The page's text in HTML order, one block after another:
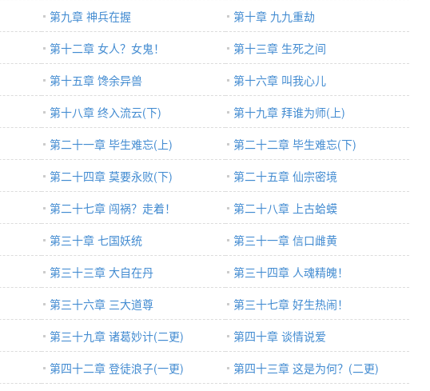
第九章 神兵在握
第十章 九九重劫
第十二章 女人？女鬼！
第十三章 生死之间
第十五章 馋余异兽
第十六章 叫我心儿
第十八章 终入流云(下)
第十九章 拜谁为师(上)
第二十一章 毕生难忘(上)
第二十二章 毕生难忘(下)
第二十四章 莫要永败(下)
第二十五章 仙宗密境
第二十七章 闯祸？走着！
第二十八章 上古蛤蟆
第三十章 七国妖统
第三十一章 信口雌黄
第三十三章 大自在丹
第三十四章 人魂精魄！
第三十六章 三大道尊
第三十七章 好生热闹！
第三十九章 诸葛妙计(二更)
第四十章 谈情说爱
第四十二章 登徒浪子(一更)
第四十三章 这是为何？(二更)